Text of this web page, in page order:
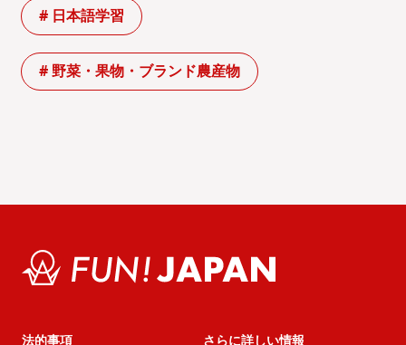
# 日本語学習
# 野菜・果物・ブランド農産物
法的事項 さらに詳しい情報